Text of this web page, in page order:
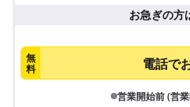
お急ぎの方
無
料 電話で
営業開始前 (営